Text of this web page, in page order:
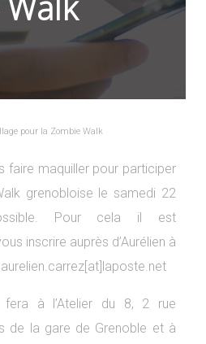
pour la Zombie Walk
faire maquiller pour participer
grenobloise le samedi 22
Pour cela il est
inscrire auprès d’Aurélien à
aurelien.carrez[at]laposte.net
fera à l’Atelier du 8, 2 rue
de la gare de Grenoble et à